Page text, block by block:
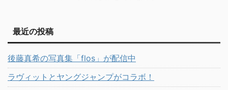
最近の投稿
後藤真希の写真集「flos」が配信中
ラヴィットとヤングジャンプがコラボ！